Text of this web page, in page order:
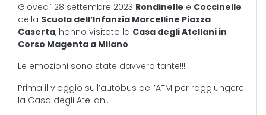
Giovedì 28 settembre 2023 Rondinelle e Coccinelle
della Scuola dell’Infanzia Marcelline Piazza
Caserta, hanno visitato la Casa degli Atellani in
Corso Magenta a Milano!
Le emozioni sono state davvero tante!!!
Prima il viaggio sull’autobus dell’ATM per raggiungere
la Casa degli Atellani.